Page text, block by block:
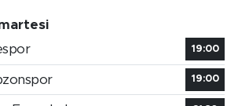
19:00
19:00